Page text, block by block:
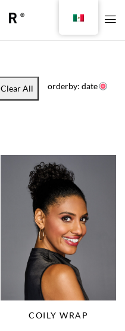
Clear All orderby: date
COILY WRAP